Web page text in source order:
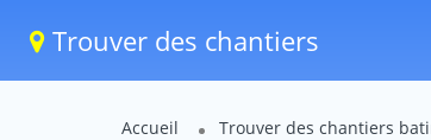
Trouver des chantiers
Accueil Trouver des chantiers